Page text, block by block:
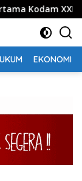
XXIII, Ribuan
EKONOMI